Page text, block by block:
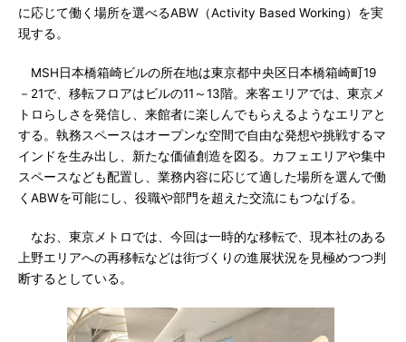
に応じて働く場所を選べるABW（Activity Based Working）を実
現する。
MSH日本橋箱崎ビルの所在地は東京都中央区日本橋箱崎町19
－21で、移転フロアはビルの11～13階。来客エリアでは、東京メ
トロらしさを発信し、来館者に楽しんでもらえるようなエリアと
する。執務スペースはオープンな空間で自由な発想や挑戦するマ
インドを生み出し、新たな価値創造を図る。カフェエリアや集中
スペースなども配置し、業務内容に応じて適した場所を選んで働
くABWを可能にし、役職や部門を超えた交流にもつなげる。
なお、東京メトロでは、今回は一時的な移転で、現本社のある
上野エリアへの再移転などは街づくりの進展状況を見極めつつ判
断するとしている。